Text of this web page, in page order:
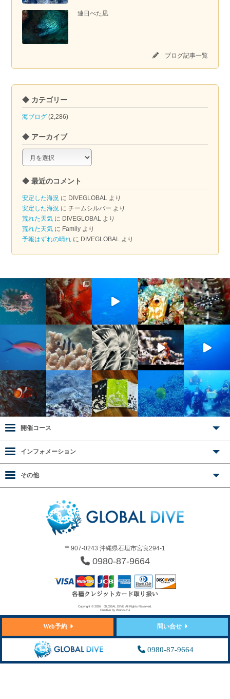
連日べた凪
ブログ記事一覧
◆ カテゴリー
海ブログ (2,286)
◆ アーカイブ
ア
カ
イ
ブ
◆ 最近のコメント
安定した海況 に DIVEGLOBAL より
安定した海況 にチームシルバー より
荒れた天気 に DIVEGLOBAL より
荒れた天気 に Family より
予報はずれの晴れ に DIVEGLOBAL より
〒907-0243 沖縄県石垣市宮良294-1
0980-87-9664
開催コース
インフォメーション
その他
Copyright © 2026 GLOBAL DIVE All Rights Reserved.
Creative by Works-Yui
Web予約 問い合せ
0980-87-9664